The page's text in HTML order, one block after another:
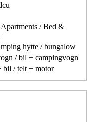
/ Bed &
hytte / bungalow
/ bil + campingvogn
bil / telt + motor